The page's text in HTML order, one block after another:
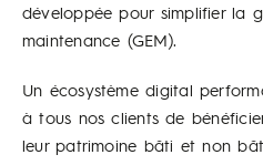
développée pour simplifier la
maintenance (GEM).
Un écosystème digital
à tous nos clients de
leur patrimoine bâti et non